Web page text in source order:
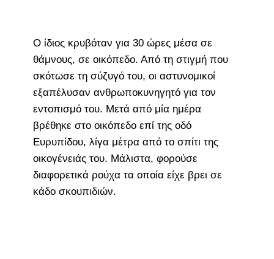
O ίδιος κρυβόταν για 30 ώρες μέσα σε
θάμνους, σε οικόπεδο. Από τη στιγμή που
σκότωσε τη σύζυγό του, οι αστυνομικοί
εξαπέλυσαν ανθρωποκυνηγητό για τον
εντοπισμό του. Μετά από μία ημέρα
βρέθηκε στο οικόπεδο επί της οδό
Ευρυπίδου, λίγα μέτρα από το σπίτι της
οικογένειάς του. Μάλιστα, φορούσε
διαφορετικά ρούχα τα οποία είχε βρει σε
κάδο σκουπιδιών.